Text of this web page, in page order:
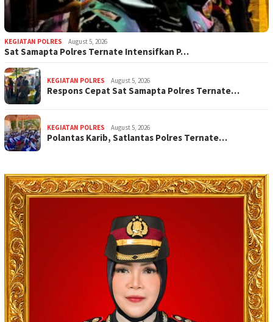
KEGIATAN POLRES August 5, 2026
Sat Samapta Polres Ternate Intensifkan P…
KEGIATAN POLRES August 5, 2026
Respons Cepat Sat Samapta Polres Ternate…
KEGIATAN POLRES August 5, 2026
Polantas Karib, Satlantas Polres Ternate…